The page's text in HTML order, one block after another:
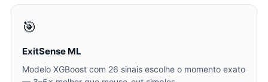
🎯
ExitSense ML
Modelo XGBoost com 26 sinais escolhe o momento exato